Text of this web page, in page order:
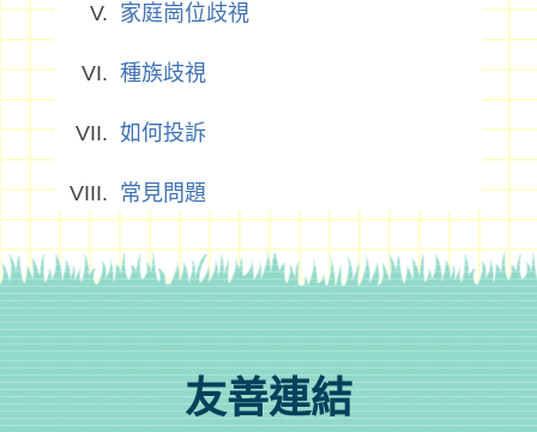
家庭崗位歧視
種族歧視
如何投訴
常見問題
友善連結